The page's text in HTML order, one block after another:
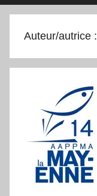
Auteur/autrice :